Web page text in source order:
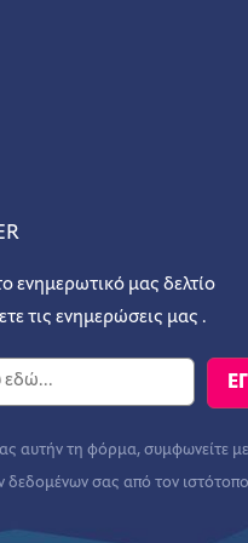
ενημερωτικό μας δελτίο
τις ενημερώσεις μας .
αυτήν τη φόρμα, συμφωνείτε
δεδομένων σας από τον